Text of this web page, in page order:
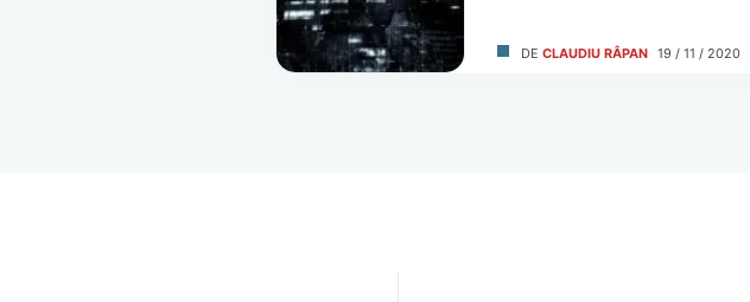
DE CLAUDIU RÂPAN 19 / 11 / 2020